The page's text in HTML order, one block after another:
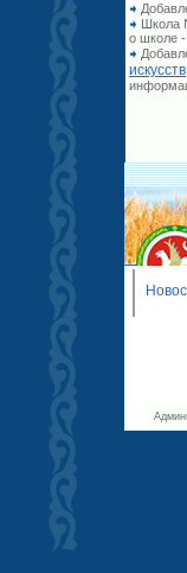
Школа
о школе
искусств